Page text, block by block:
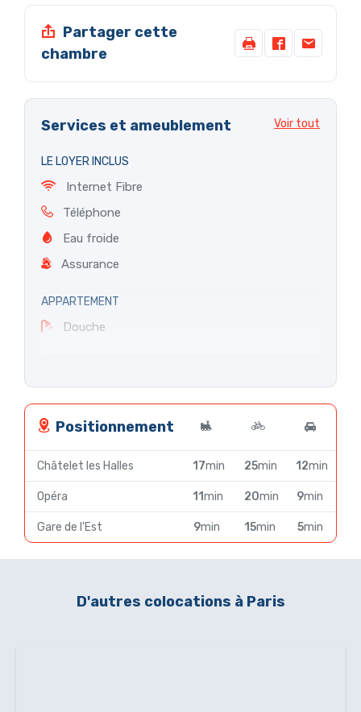
Métro ligne 5 à 5mn à pied (Ourcq)
Bus 60 au pied de l'immeuble, 54
bars, restaurants, pharmacies...
Partager cette
chambre
Services et ameublement Voir tout
LE LOYER INCLUS
Internet Fibre
Téléphone
Eau froide
Assurance
APPARTEMENT
Douche
Lave-linge
Four
Micro-onde
Congélateur
Aspirateur
Gaz
Positionnement
Châtelet les Halles 17min 25min 12min
Opéra 11min 20min 9min
Gare de l'Est 9min 15min 5min
D'autres colocations à Paris